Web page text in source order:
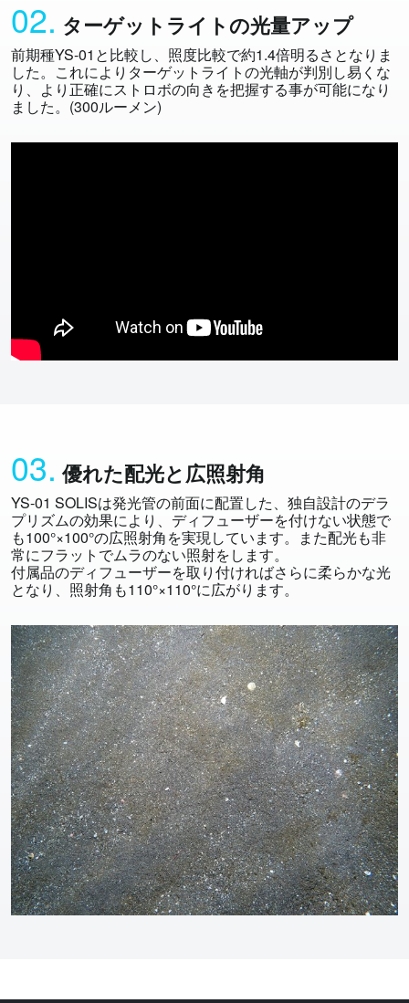
02. ターゲットライトの光量アップ
前期種YS-01と比較し、照度比較で約1.4倍明るさとなりま
した。これによりターゲットライトの光軸が判別し易くな
り、より正確にストロボの向きを把握する事が可能になり
ました。(300ルーメン)
03. 優れた配光と広照射角
YS-01 SOLISは発光管の前面に配置した、独自設計のデラ
プリズムの効果により、ディフューザーを付けない状態で
も100°×100°の広照射角を実現しています。また配光も非
常にフラットでムラのない照射をします。
付属品のディフューザーを取り付ければさらに柔らかな光
となり、照射角も110°×110°に広がります。